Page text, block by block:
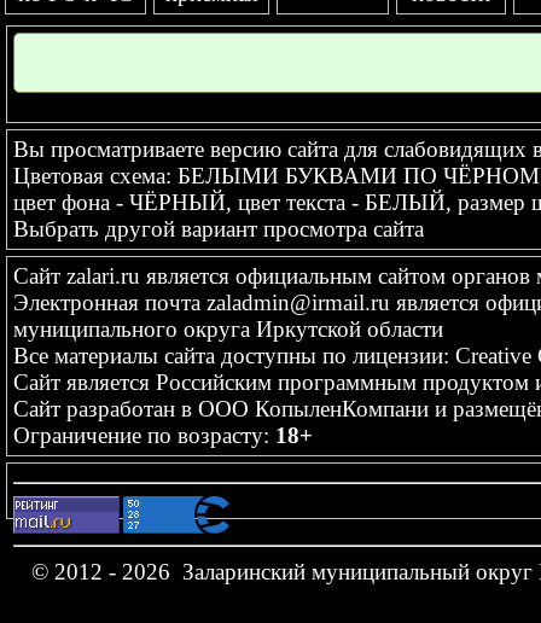
Вы просматриваете версию сайта для слабовидящих
Цветовая схема: БЕЛЫМИ БУКВАМИ ПО
цвет фона - ЧЁРНЫЙ, цвет текста - БЕЛЫЙ,
Выбрать другой вариант просмотра сайта
Сайт zalari.ru является официальным сайтом
Электронная почта zaladmin@irmail.ru является
муниципального округа Иркутской области
Все материалы сайта доступны по лицензии: Creative
Сайт является Российским программным
Сайт разработан в ООО КопыленКомпани и
Ограничение по возрасту: 18+
© 2012 - 2026 Заларинский муниципальный округ